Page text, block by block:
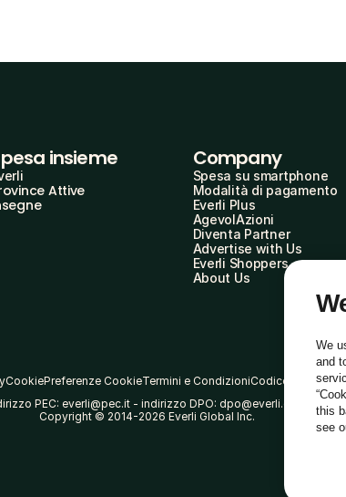
insieme
Attive
Company
Spesa su smartphone
Modalità di pagamento
Everli Plus
AgevolAzioni
Diventa Partner
Advertise with Us
Everli Shoppers
About Us
CookiePreferenze CookieTermini e CondizioniCodice Etico
PEC: everli@pec.it - indirizzo DPO: dpo@everli.com
Copyright © 2014-2026 Everli Global Inc.
We
and
this
see